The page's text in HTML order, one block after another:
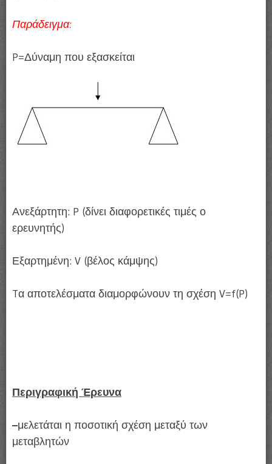
Παράδειγμα:
P=Δύναμη που εξασκείται
Ανεξάρτητη: P (δίνει διαφορετικές τιμές ο
ερευνητής)
Εξαρτημένη: V (βέλος κάμψης)
Tα αποτελέσματα διαμορφώνουν τη σχέση V=f(P)
Περιγραφική Έρευνα
–μελετάται η ποσοτική σχέση μεταξύ των
μεταβλητών